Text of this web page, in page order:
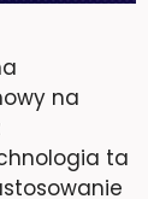
na
ta